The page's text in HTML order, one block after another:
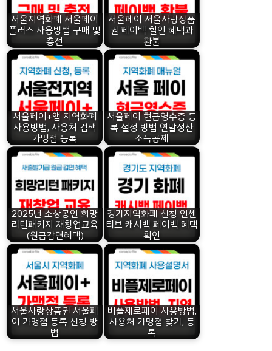
서울지역화폐 서울페이
플러스 사용방법 구매 및
충전
서울페이 서울사랑상품
권 페이백 할인 혜택과
환불
서울페이+앱 지역화폐
사용방법, 사용처 검색
가맹점 등록
서울페이 현금영수증 등
록 설정 방법 연말정산
소득공제
2025년 소상공인 희망
리턴패키지 재창업교육
(원금감면혜택)
경기지역화폐 신청 인센
티브 캐시백 페이백 혜택
확인
서울사랑상품권 서울페
이 가맹점 등록 신청 방
법
비플제로페이 사용방법,
사용처 가맹점 찾기, 등
록